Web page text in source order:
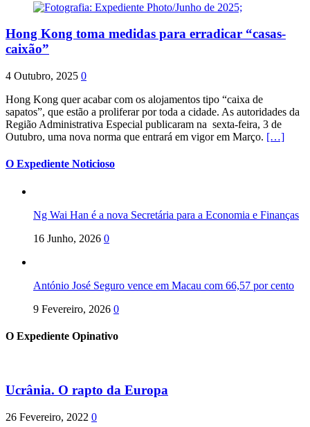
Hong Kong toma medidas para erradicar “casas-
caixão”
4 Outubro, 2025 0
Hong Kong quer acabar com os alojamentos tipo “caixa de
sapatos”, que estão a proliferar por toda a cidade. As autoridades da
Região Administrativa Especial publicaram na sexta-feira, 3 de
Outubro, uma nova norma que entrará em vigor em Março. […]
O Expediente Noticioso
Ng Wai Han é a nova Secretária para a Economia e Finanças
16 Junho, 2026 0
António José Seguro vence em Macau com 66,57 por cento
9 Fevereiro, 2026 0
O Expediente Opinativo
Ucrânia. O rapto da Europa
26 Fevereiro, 2022 0